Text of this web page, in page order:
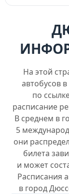
На этой
автобусов
по
расписание
В среднем в
5
они
билета
и может
Расписания
в город